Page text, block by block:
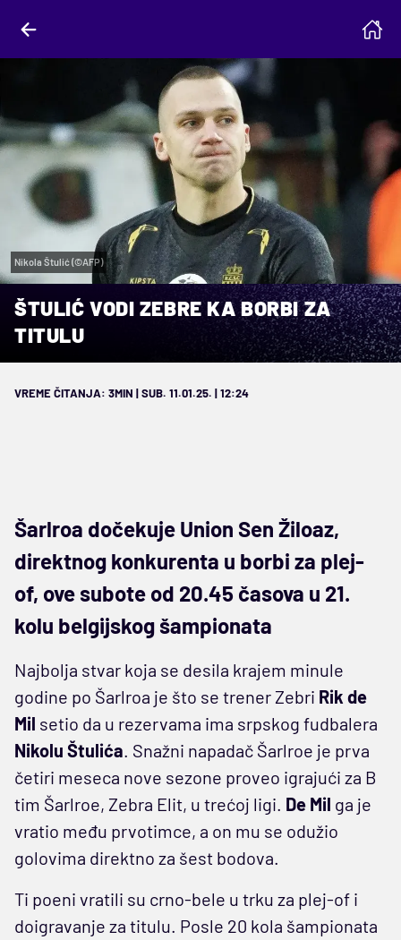
Nikola Štulić (©AFP)
ŠTULIĆ VODI ZEBRE KA BORBI ZA
TITULU
VREME ČITANJA: 3MIN | SUB. 11.01.25. | 12:24
Šarlroa dočekuje Union Sen Žiloaz,
direktnog konkurenta u borbi za plej-
of, ove subote od 20.45 časova u 21.
kolu belgijskog šampionata
Najbolja stvar koja se desila krajem minule
godine po Šarlroa je što se trener Zebri Rik de
Mil setio da u rezervama ima srpskog fudbalera
Nikolu Štulića. Snažni napadač Šarlroe je prva
četiri meseca nove sezone proveo igrajući za B
tim Šarlroe, Zebra Elit, u trećoj ligi. De Mil ga je
vratio među prvotimce, a on mu se odužio
golovima direktno za šest bodova.
Ti poeni vratili su crno-bele u trku za plej-of i
doigravanje za titulu. Posle 20 kola šampionata